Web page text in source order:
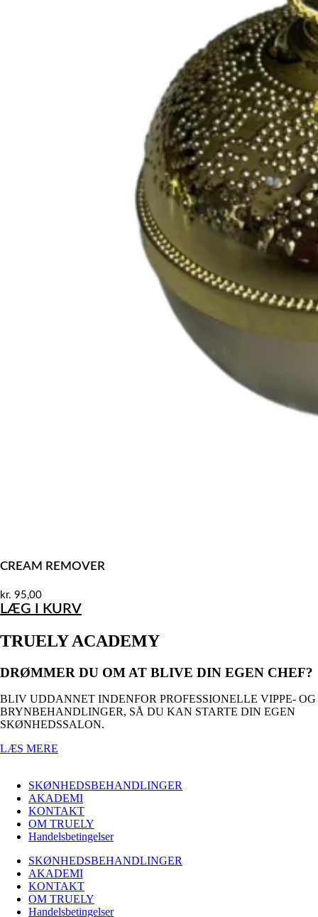
CREAM REMOVER
kr. 95,00
LÆG I KURV
TRUELY ACADEMY
DRØMMER DU OM AT BLIVE DIN EGEN CHEF?
BLIV UDDANNET INDENFOR PROFESSIONELLE VIPPE- OG
BRYNBEHANDLINGER, SÅ DU KAN STARTE DIN EGEN
SKØNHEDSSALON.
LÆS MERE
SKØNHEDSBEHANDLINGER
AKADEMI
KONTAKT
OM TRUELY
Handelsbetingelser
SKØNHEDSBEHANDLINGER
AKADEMI
KONTAKT
OM TRUELY
Handelsbetingelser